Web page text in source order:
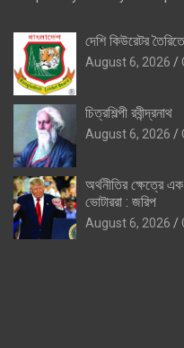
দেশি কিউরেটর
August 6, 2026
চিত্রশিল্পী রবীন্দ্রনাথ
August 6, 2026
অর্থনীতির ক্ষেত্রে
ভোটাররা : জরিপ
August 6, 2026